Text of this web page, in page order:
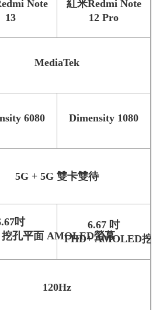
Note
13
紅米Redmi Note
12 Pro
MediaTek
6080 Dimensity 1080
5G + 5G 雙卡雙待
吋
孔平面 AMOLED螢幕
6.67 吋
FHD+ AMOLED挖
120Hz